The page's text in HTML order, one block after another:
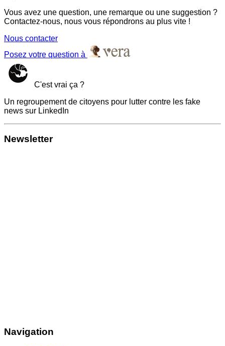
Vous avez une question, une remarque ou une suggestion ?
Contactez-nous, nous vous répondrons au plus vite !
Nous contacter
Posez votre question à
C'est vrai ça ?
Un regroupement de citoyens pour lutter contre les fake
news sur LinkedIn
Newsletter
Navigation